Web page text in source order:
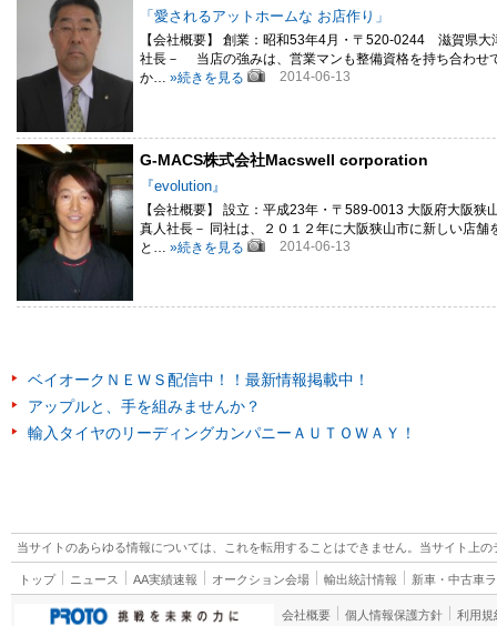
「愛されるアットホームな お店作り」
【会社概要】 創業：昭和53年4月・〒520-0244 滋賀県
社長－ 当店の強みは、営業マンも整備資格を持ち合わせ
か… »続きを見る 2014-06-13
G-MACS株式会社Macswell corporation
『evolution』
【会社概要】 設立：平成23年・〒589-0013 大阪府大阪
真人社長－ 同社は、２０１２年に大阪狭山市に新しい店
と… »続きを見る 2014-06-13
ベイオークＮＥＷＳ配信中！！最新情報掲載中！
アップルと、手を組みませんか？
輸入タイヤのリーディングカンパニーＡＵＴＯＷＡＹ！
当サイトのあらゆる情報については、これを転用することはできません。当サイト上
トップ ニュース AA実績速報 オークション会場 輸出統計情報 新車・中古車
会社概要 個人情報保護方針 利用規